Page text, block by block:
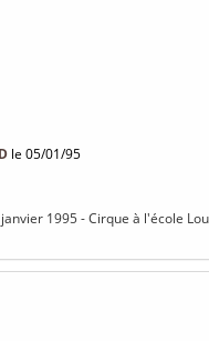
le 05/01/95
1995 - Cirque à l'école